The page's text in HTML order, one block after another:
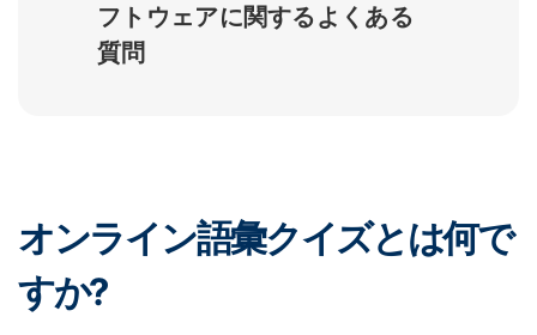
フトウェアに関するよくある
質問
オンライン語彙クイズとは何で
すか?